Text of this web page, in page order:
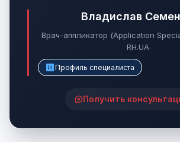
Владислав
Врач-аппликатор (Application
RH.UA
Профиль специалиста
Получить